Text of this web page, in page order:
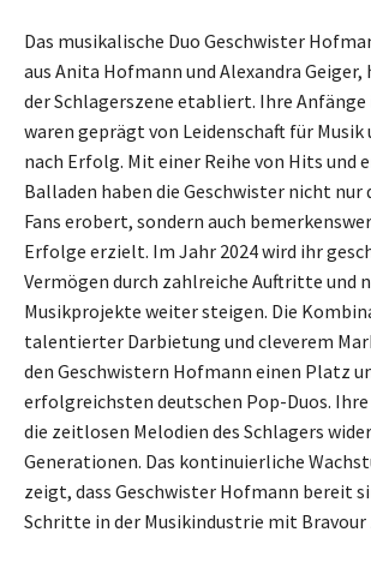
Das musikalische Duo Geschwister
aus Anita Hofmann und Alexandra
der Schlagerszene etabliert. Ihre Anfänge
waren geprägt von Leidenschaft für Musik
nach Erfolg. Mit einer Reihe von Hits und
Balladen haben die Geschwister nicht nur
Fans erobert, sondern auch
Erfolge erzielt. Im Jahr 2024 wird ihr
Vermögen durch zahlreiche Auftritte und
Musikprojekte weiter steigen. Die
talentierter Darbietung und cleverem
den Geschwistern Hofmann einen Platz
erfolgreichsten deutschen Pop-Duos.
die zeitlosen Melodien des Schlagers
Generationen. Das kontinuierliche
zeigt, dass Geschwister Hofmann bereit
Schritte in der Musikindustrie mit Bravour